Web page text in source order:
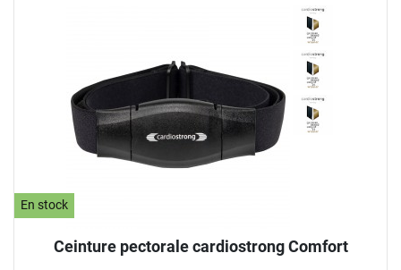
En stock
Ceinture pectorale cardiostrong Comfort